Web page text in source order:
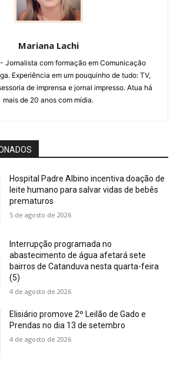
Mariana Lachi
Jornalista com formação em Comunicação
Experiência em um pouquinho de tudo: TV,
de imprensa e jornal impresso. Atua há
mais de 20 anos com mídia.
Hospital Padre Albino incentiva doação de
leite humano para salvar vidas de bebês
prematuros
5 de agosto de 2026
Interrupção programada no
abastecimento de água afetará sete
bairros de Catanduva nesta quarta-feira
(5)
4 de agosto de 2026
Elisiário promove 2º Leilão de Gado e
Prendas no dia 13 de setembro
4 de agosto de 2026